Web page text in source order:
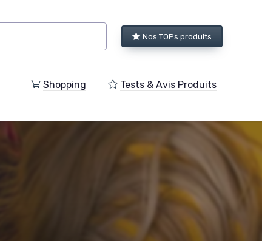
Nos TOPs produits
Shopping Tests & Avis Produits